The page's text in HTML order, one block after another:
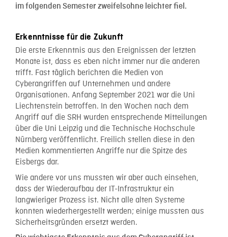
im folgenden Semester zweifelsohne leichter fiel.
Erkenntnisse für die Zukunft
Die erste Erkenntnis aus den Ereignissen der letzten
Monate ist, dass es eben nicht immer nur die anderen
trifft. Fast täglich berichten die Medien von
Cyberangriffen auf Unternehmen und andere
Organisationen. Anfang September 2021 war die Uni
Liechtenstein betroffen. In den Wochen nach dem
Angriff auf die SRH wurden entsprechende Mitteilungen
über die Uni Leipzig und die Technische Hochschule
Nürnberg veröffentlicht. Freilich stellen diese in den
Medien kommentierten Angriffe nur die Spitze des
Eisbergs dar.
Wie andere vor uns mussten wir aber auch einsehen,
dass der Wiederaufbau der IT-Infrastruktur ein
langwieriger Prozess ist. Nicht alle alten Systeme
konnten wiederhergestellt werden; einige mussten aus
Sicherheitsgründen ersetzt werden.